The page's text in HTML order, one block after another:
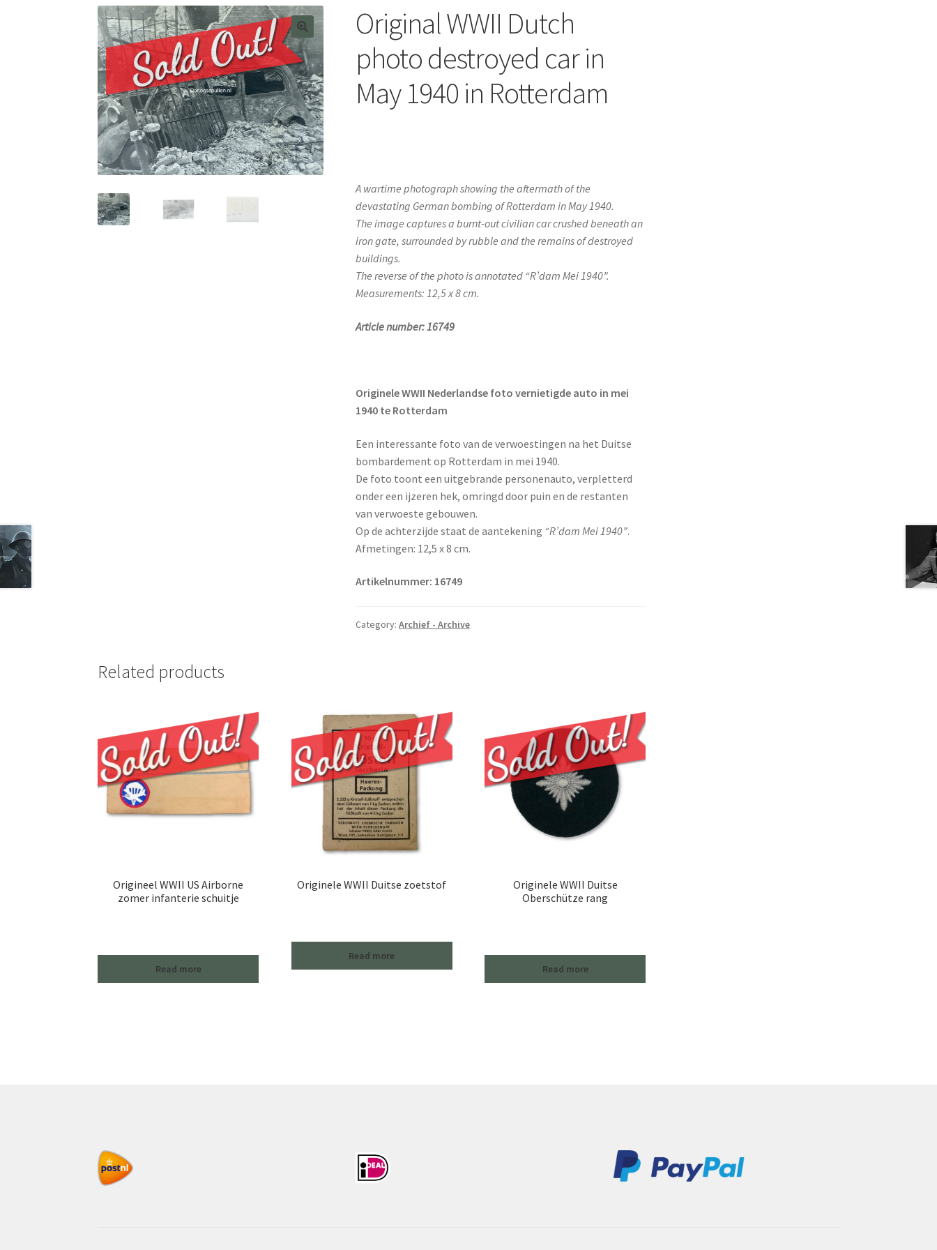
Original WWII Dutch
photo destroyed car in
May 1940 in Rotterdam
A wartime photograph showing the aftermath of the
devastating German bombing of Rotterdam in May 1940.
The image captures a burnt-out civilian car crushed beneath an
iron gate, surrounded by rubble and the remains of destroyed
buildings.
The reverse of the photo is annotated “R’dam Mei 1940”.
Measurements: 12,5 x 8 cm.
Article number: 16749
Originele WWII Nederlandse foto vernietigde auto in mei
1940 te Rotterdam
Een interessante foto van de verwoestingen na het Duitse
bombardement op Rotterdam in mei 1940.
De foto toont een uitgebrande personenauto, verpletterd
onder een ijzeren hek, omringd door puin en de restanten
van verwoeste gebouwen.
Op de achterzijde staat de aantekening “R’dam Mei 1940”.
Afmetingen: 12,5 x 8 cm.
Artikelnummer: 16749
Category:Archief - Archive
Related products
Origineel WWII US Airborne
zomer infanterie schuitje
Read more
Originele WWII Duitse zoetstof
Read more
Originele WWII Duitse
Oberschütze rang
Read more